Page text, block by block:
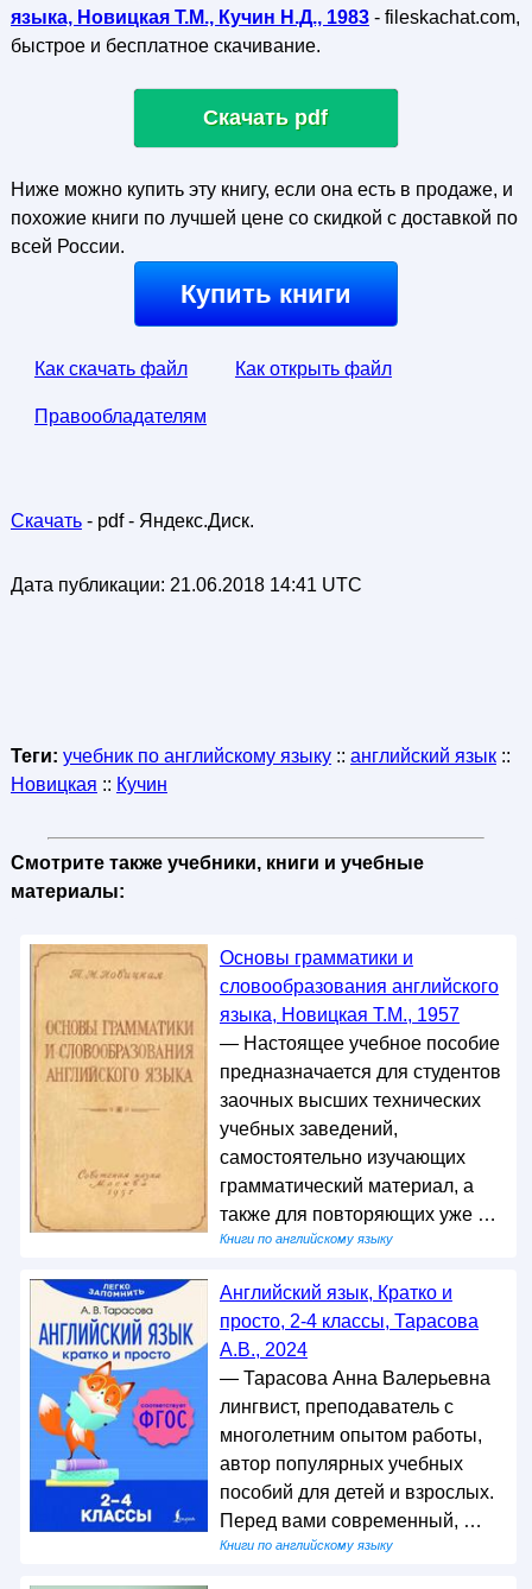
языка, Новицкая Т.М., Кучин Н.Д., 1983- fileskachat.com,
быстрое и бесплатное скачивание.
Скачать pdf
Ниже можно купить эту книгу, если она есть в продаже, и
похожие книги по лучшей цене со скидкой с доставкой по
всей России.
Купить книги
Как скачать файл Как открыть файл
Правообладателям
Скачать- pdf - Яндекс.Диск.
Дата публикации: 21.06.2018 14:41 UTC
Теги: учебник по английскому языку:: английский язык::
Новицкая :: Кучин
Смотрите также учебники, книги и учебные
материалы:
Основы грамматики и
словообразования английского
языка, Новицкая Т.М., 1957
— Настоящее учебное пособие
предназначается для студентов
заочных высших технических
учебных заведений,
самостоятельно изучающих
грамматический материал, а
также для повторяющих уже …
Книги по английскому языку
Английский язык, Кратко и
просто, 2-4 классы, Тарасова
А.В., 2024
— Тарасова Анна Валерьевна
лингвист, преподаватель с
многолетним опытом работы,
автор популярных учебных
пособий для детей и взрослых.
Перед вами современный, …
Книги по английскому языку